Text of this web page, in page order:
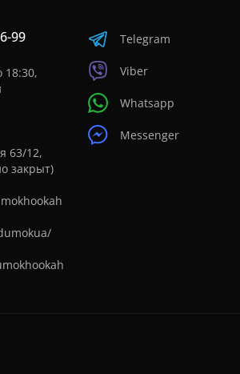
99
18:30,
63/12,
закрыт)
Telegram
Viber
Whatsapp
Messenger